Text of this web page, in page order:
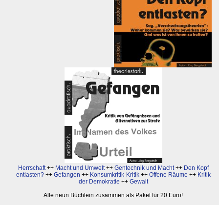
Herrschaft++ Macht und Umwelt++ Gentechnik und Macht++ Den Kopf
entlasten?++ Gefangen ++ Konsumkritik-Kritik++ Offene Räume ++ Kritik
der Demokratie ++ Gewalt
Alle neun Büchlein zusammen als Paket für 20 Euro!